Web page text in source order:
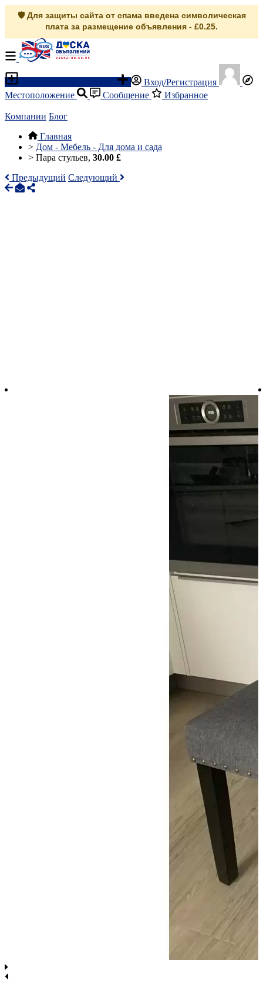
🛡️ Для защиты сайта от спама введена символическая
плата за размещение объявления - £0.25.
Вход/Регистрация
Местоположение
Сообщение Избранное
Компании Блог
Главная
> Дом - Мебель - Для дома и сада
> Пара стульев, 30.00 £
Предыдущий Следующий